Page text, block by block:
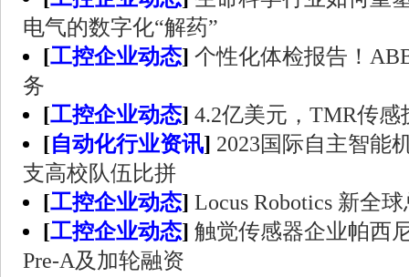
电气的数字化“解药”
[工控企业动态] 个性化体检报告！
务
[工控企业动态] 4.2亿美元，TMR传
[自动化行业资讯] 2023国际自主智能
支高校队伍比拼
[工控企业动态] Locus Robotics 新全
[工控企业动态] 触觉传感器企业帕西
Pre-A及加轮融资